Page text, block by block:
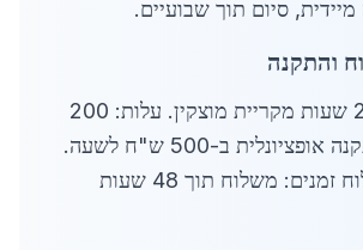
סיום תוך שבועיים.
משלוח תוך 24 שעות מקריית מוצקין. עלות: 200
ש"ח לטון. התקנה אופציונלית ב-500 ש"ח לשעה.
מעקב GPS. לוח זמנים: משלוח תוך 48 שעות